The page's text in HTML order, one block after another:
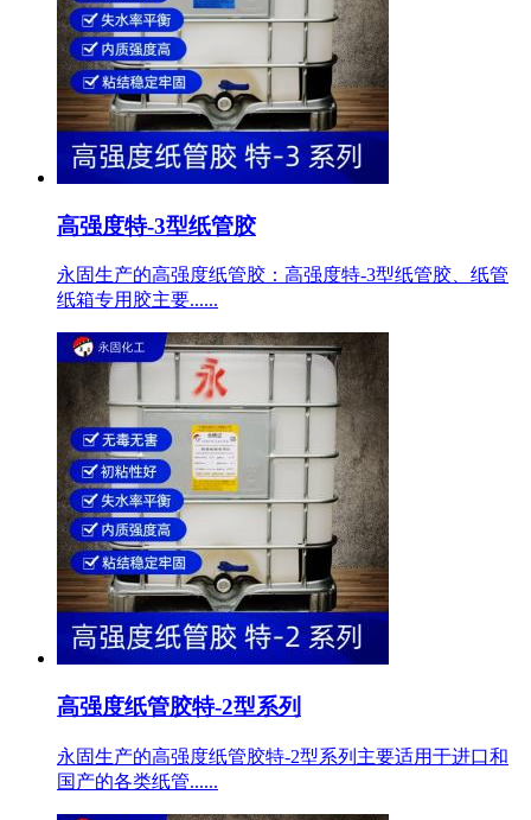
高强度特-3型纸管胶
永固生产的高强度纸管胶：高强度特-3型纸管胶、纸管
纸箱专用胶主要......
高强度纸管胶特-2型系列
永固生产的高强度纸管胶特-2型系列主要适用于进口和
国产的各类纸管......